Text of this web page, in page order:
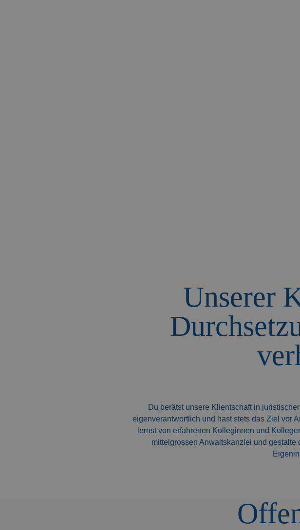
Unserer
Du berätst unsere Klientschaft in
eigenverantwortlich und hast stets das Ziel vor
lernst von erfahrenen Kolleginnen und
mittelgrossen Anwaltskanzlei und